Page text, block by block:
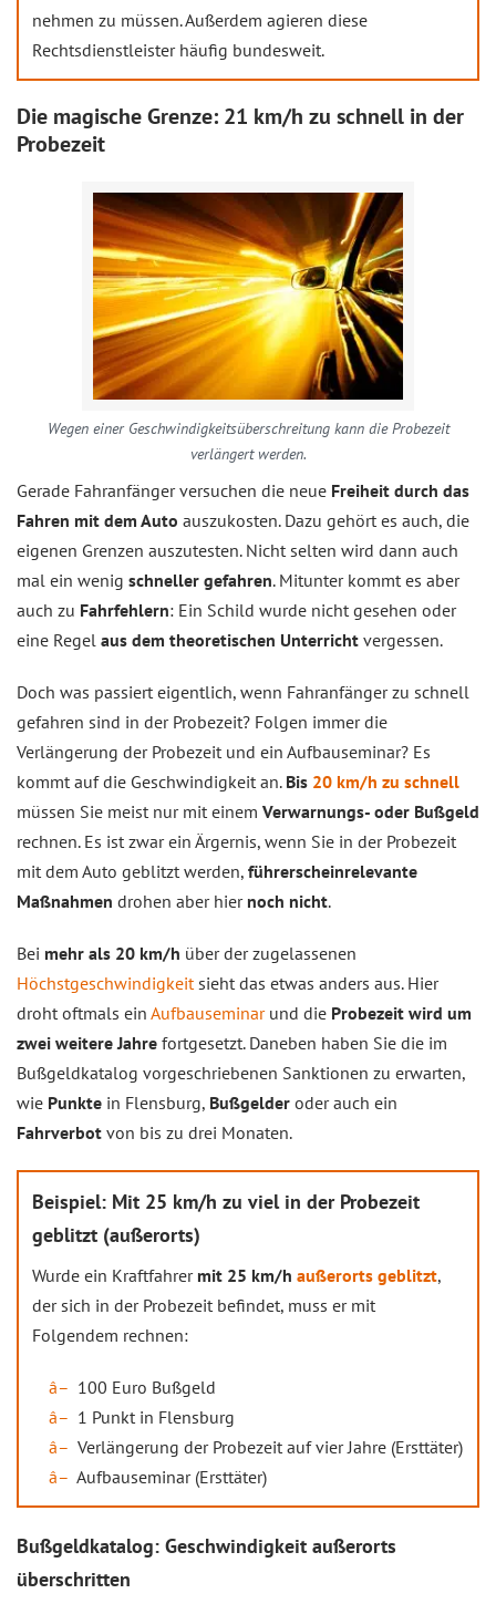
nehmen zu müssen. Außerdem agieren diese
Rechtsdienstleister häufig bundesweit.
Die magische Grenze: 21 km/h zu schnell in der
Probezeit
Wegen einer Geschwindigkeitsüberschreitung kann die Probezeit
verlängert werden.
Gerade Fahranfänger versuchen die neue Freiheit durch das
Fahren mit dem Auto auszukosten. Dazu gehört es auch, die
eigenen Grenzen auszutesten. Nicht selten wird dann auch
mal ein wenig schneller gefahren. Mitunter kommt es aber
auch zu Fahrfehlern: Ein Schild wurde nicht gesehen oder
eine Regel aus dem theoretischen Unterricht vergessen.
Doch was passiert eigentlich, wenn Fahranfänger zu schnell
gefahren sind in der Probezeit? Folgen immer die
Verlängerung der Probezeit und ein Aufbauseminar? Es
kommt auf die Geschwindigkeit an. Bis 20 km/h zu schnell
müssen Sie meist nur mit einem Verwarnungs- oder Bußgeld
rechnen. Es ist zwar ein Ärgernis, wenn Sie in der Probezeit
mit dem Auto geblitzt werden, führerscheinrelevante
Maßnahmen drohen aber hier noch nicht.
Bei mehr als 20 km/h über der zugelassenen
Höchstgeschwindigkeitsieht das etwas anders aus. Hier
droht oftmals ein Aufbauseminarund die Probezeit wird um
zwei weitere Jahre fortgesetzt. Daneben haben Sie die im
Bußgeldkatalog vorgeschriebenen Sanktionen zu erwarten,
wie Punkte in Flensburg, Bußgelder oder auch ein
Fahrverbot von bis zu drei Monaten.
Beispiel: Mit 25 km/h zu viel in der Probezeit
geblitzt (außerorts)
Wurde ein Kraftfahrer mit 25 km/h außerorts geblitzt,
der sich in der Probezeit befindet, muss er mit
Folgendem rechnen:
100 Euro Bußgeld
1 Punkt in Flensburg
Verlängerung der Probezeit auf vier Jahre (Ersttäter)
Aufbauseminar (Ersttäter)
Bußgeldkatalog: Geschwindigkeit außerorts
überschritten